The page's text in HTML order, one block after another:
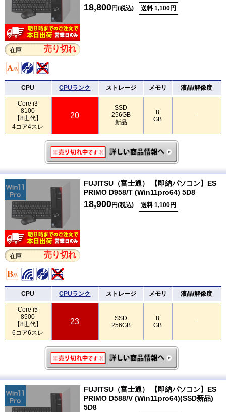
在庫 売り切れ
18,800円(税込) 送料 1,100円
CPU CPUランク ストレージ メモリ 液晶/解像度
Core i3
8100
【8世代】
4コア4スレ
20
SSD
256GB
新品
8
GB
-
在庫 売り切れ
FUJITSU（富士通） 【即納パソコン】ES
PRIMO D958/T (Win11pro64) 5D8
18,900円(税込) 送料 1,100円
CPU CPUランク ストレージ メモリ 液晶/解像度
Core i5
8500
【8世代】
6コア6スレ
23
SSD
256GB
8
GB
-
FUJITSU（富士通） 【即納パソコン】ES
PRIMO D588/V (Win11pro64)(SSD新品)
5D8